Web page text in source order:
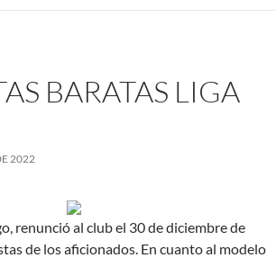
BARATAS LIGA
2022
renunció al club el 30 de diciembre de
de los aficionados. En cuanto al modelo